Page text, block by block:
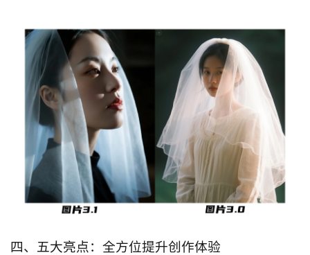
四、五大亮点：全方位提升创作体验